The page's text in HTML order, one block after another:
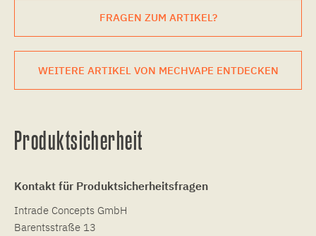
FRAGEN ZUM ARTIKEL?
WEITERE ARTIKEL VON MECHVAPE ENTDECKEN
Produktsicherheit
Kontakt für Produktsicherheitsfragen
Intrade Concepts GmbH
Barentsstraße 13